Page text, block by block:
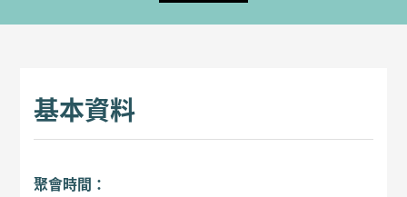
基本資料
聚會時間：